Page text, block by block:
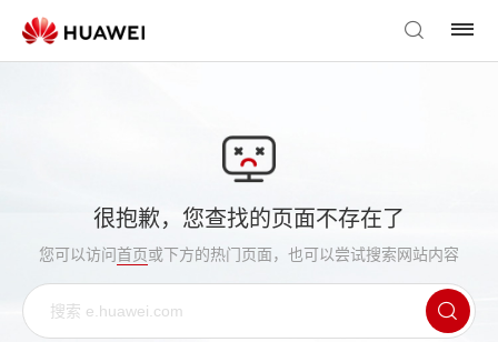
很抱歉，您查找的页面不存在了
您可以访问首页或下方的热门页面，也可以尝试搜索网站内容